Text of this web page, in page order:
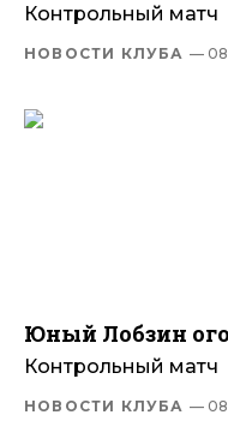
Контрольный матч
НОВОСТИ КЛУБА —
Юный Лобзин
Контрольный матч
НОВОСТИ КЛУБА —